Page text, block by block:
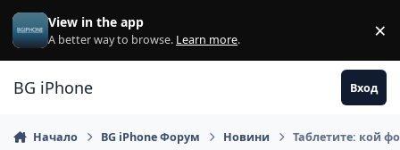
Премини към съдържанието
View in the app
A better way to browse. Learn more. ×
BG iPhone Вход
Начало BG iPhone Форум Новини Таблетите: кой